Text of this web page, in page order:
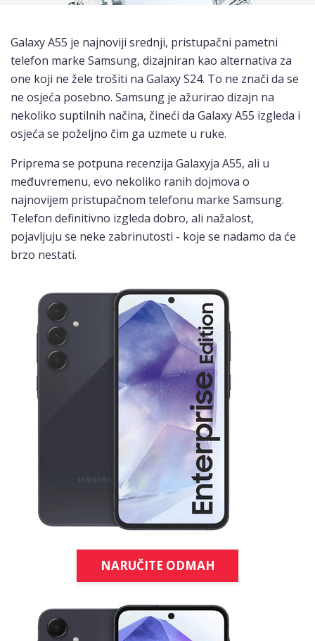
Galaxy A55 je najnoviji srednji, pristupačni pametni
telefon marke Samsung, dizajniran kao alternativa za
one koji ne žele trošiti na Galaxy S24. To ne znači da se
ne osjeća posebno. Samsung je ažurirao dizajn na
nekoliko suptilnih načina, čineći da Galaxy A55 izgleda i
osjeća se poželjno čim ga uzmete u ruke.
Priprema se potpuna recenzija Galaxyja A55, ali u
međuvremenu, evo nekoliko ranih dojmova o
najnovijem pristupačnom telefonu marke Samsung.
Telefon definitivno izgleda dobro, ali nažalost,
pojavljuju se neke zabrinutosti - koje se nadamo da će
brzo nestati.
NARUČITE ODMAH